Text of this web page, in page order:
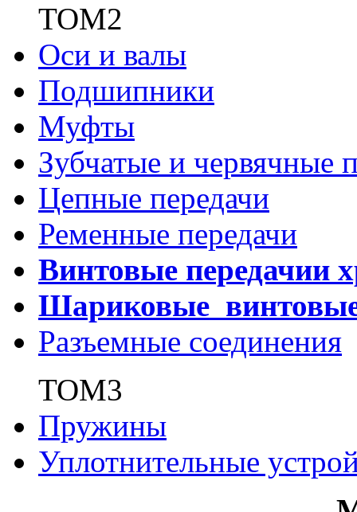
ТОМ2
Оси и валы
Подшипники
Муфты
Зубчатые и червячные
Цепные передачи
Ременные передачи
Винтовые передачии
Шариковые
Разъемные соединения
ТОМ3
Пружины
Уплотнительные